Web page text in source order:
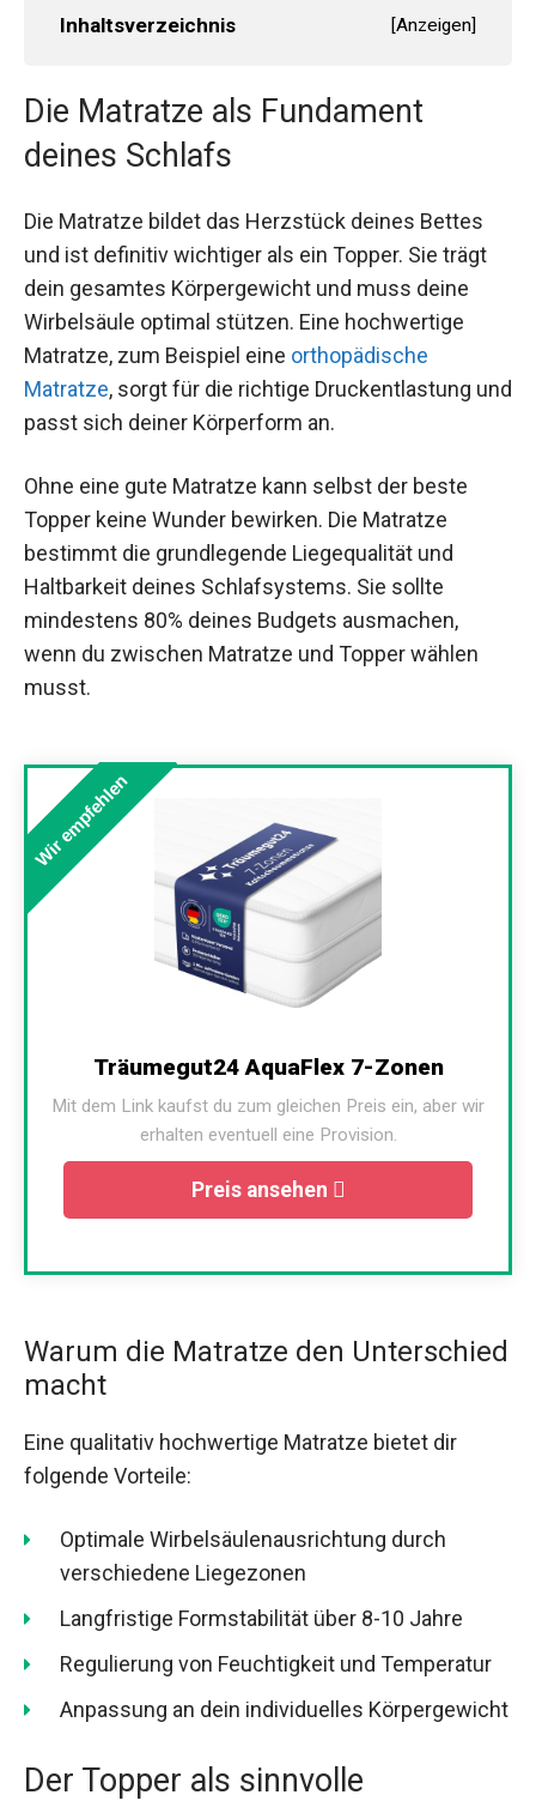
Inhaltsverzeichnis [Anzeigen]
Die Matratze als Fundament
deines Schlafs
Die Matratze bildet das Herzstück deines Bettes
und ist definitiv wichtiger als ein Topper. Sie trägt
dein gesamtes Körpergewicht und muss deine
Wirbelsäule optimal stützen. Eine hochwertige
Matratze, zum Beispiel eine orthopädische
Matratze, sorgt für die richtige Druckentlastung und
passt sich deiner Körperform an.
Ohne eine gute Matratze kann selbst der beste
Topper keine Wunder bewirken. Die Matratze
bestimmt die grundlegende Liegequalität und
Haltbarkeit deines Schlafsystems. Sie sollte
mindestens 80% deines Budgets ausmachen,
wenn du zwischen Matratze und Topper wählen
musst.
Wir empfehlen
Träumegut24 AquaFlex 7-Zonen
Mit dem Link kaufst du zum gleichen Preis ein, aber wir
erhalten eventuell eine Provision.
Preis ansehen
Warum die Matratze den Unterschied
macht
Eine qualitativ hochwertige Matratze bietet dir
folgende Vorteile:
Optimale Wirbelsäulenausrichtung durch
verschiedene Liegezonen
Langfristige Formstabilität über 8-10 Jahre
Regulierung von Feuchtigkeit und Temperatur
Anpassung an dein individuelles Körpergewicht
Der Topper als sinnvolle